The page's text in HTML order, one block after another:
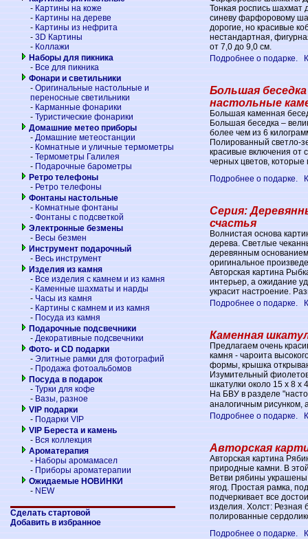
- Картины на коже
- Картины на дереве
- Картины из нефрита
- 3D Картины
- Коллажи
Наборы для пикника
- Все для пикника
Фонари и светильники
- Оригинальные настольные и
переносные светильники
- Карманные фонарики
- Туристические фонарики
Домашние метео приборы
- Домашние метеостанции
- Комнатные и уличные термометры
- Термометры Галилея
- Подарочные барометры
Ретро телефоны
- Ретро телефоны
Фонтаны настольные
- Комнатные фонтаны
- Фонтаны с подсветкой
Электронные безмены
- Весы безмен
Инструмент подарочный
- Весь инструмент
Изделия из камня
- Все изделия с камнем и из камня
- Каменные шахматы и нарды
- Часы из камня
- Картины с камнем и из камня
- Посуда из камня
Подарочные подсвечники
- Декоративные подсвечники
Фото- и CD подарки
- Элитные рамки для фотографий
- Продажа фотоальбомов
Посуда в подарок
- Турки для кофе
- Вазы, разное
VIP подарки
- Подарки VIP
VIP Береста и камень
- Вся коллекция
Ароматерапия
- Наборы аромамасел
- Приборы ароматерапии
Ожидаемые НОВИНКИ
- NEW
Сделать стартовой
Добавить в избранное
Тонкая роспись шахмат
синеву фарфоровому
дорогие, но красивые
нестандартная,
от 7,0 до 9,0 см.
Подробнее о подарке.
Большая
настольные
Большая каменная
Большая беседка –
более чем из 6
Полированный светло-
красивые включения от
черных цветов,
Подробнее о подарке.
Серия:
счастья
Волнистая основа
дерева. Светлые
деревянным
оригинальное
Авторская картина
интерьер, а ожидание
украсит настроение.
Подробнее о подарке.
Каменная
Предлагаем очень
камня - чароита
формы, крышка
Изумительный
шкатулки около 15 х 8 х
На БВУ в разделе
аналогичным рисунком,
Подробнее о подарке.
Авторская
Авторская картина
природные камни. В
Ветви рябины
ягод. Простая рамка,
подчеркивает все
изделия. Холст: Резная
полированные
Подробнее о подарке.